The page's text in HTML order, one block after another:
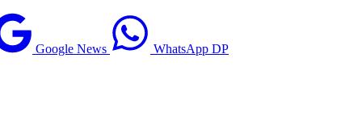
Google News WhatsApp DP